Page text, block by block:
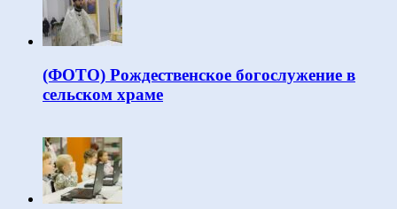
(ФОТО) Рождественское богослужение в
сельском храме